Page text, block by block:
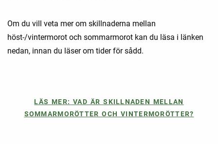
Om du vill veta mer om skillnaderna mellan
höst-/vintermorot och sommarmorot kan du läsa i länken
nedan, innan du läser om tider för sådd.
LÄS MER: VAD ÄR SKILLNADEN MELLAN
SOMMARMORÖTTER OCH VINTERMORÖTTER?